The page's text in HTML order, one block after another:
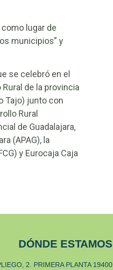
lugar de
municipios” y
se celebró en el
de la provincia
Tajo) junto con
Rural
de Guadalajara,
(APAG), la
y Eurocaja Caja
DÓNDE ESTAMOS
2. PRIMERA PLANTA 19400